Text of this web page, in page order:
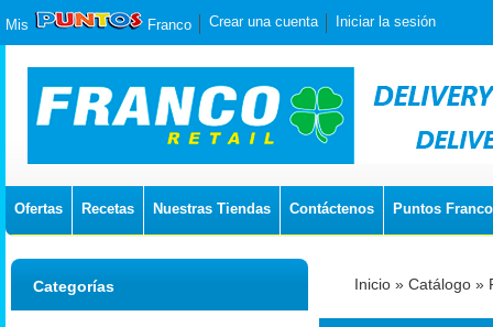
Mis Franco Crear una cuenta Iniciar la sesión
Ofertas Recetas Nuestras Tiendas Contáctenos Puntos Franco
Inicio » Catálogo »
Categorías